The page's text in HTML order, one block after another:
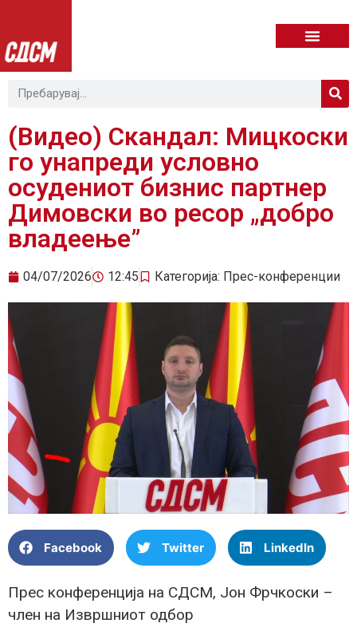
(Видео) Скандал: Мицкоски
го унапреди условно
осудениот бизнис партнер
Димовски во ресор „добро
владеење”
04/07/2026 12:45 Категорија: Прес-конференции
Facebook Twitter LinkedIn
Прес конференција на СДСМ, Јон Фрчкоски –
член на Извршниот одбор